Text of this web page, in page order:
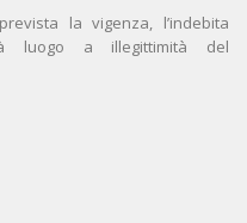
la vigenza, l’indebita
luogo a illegittimità del